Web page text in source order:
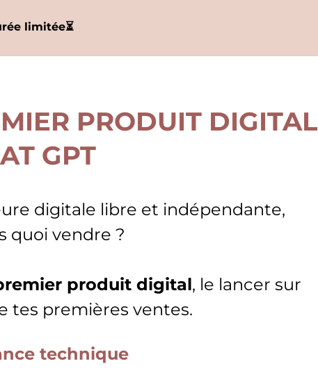
limitée⏳
PRODUIT DIGITAL
GPT
digitale libre et indépendante,
quoi vendre ?
produit digital, le lancer sur
tes premières ventes.
technique